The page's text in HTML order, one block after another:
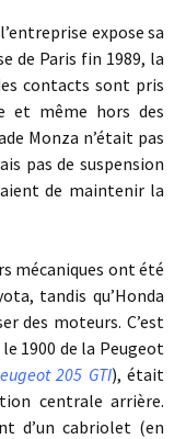
expose sa
de Paris fin 1989, la
contacts sont pris
et même hors des
Monza n’était pas
pas de suspension
de maintenir la
ont été
tandis qu’Honda
des moteurs. C’est
1900 de la Peugeot
205 GTI), était
centrale arrière.
d’un cabriolet (en